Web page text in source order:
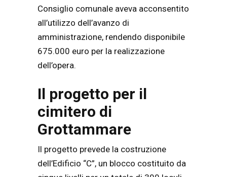
Consiglio comunale aveva acconsentito
all’utilizzo dell’avanzo di
amministrazione, rendendo disponibile
675.000 euro per la realizzazione
dell’opera.
Il progetto per il
cimitero di
Grottammare
Il progetto prevede la costruzione
dell’Edificio “C”, un blocco costituito da